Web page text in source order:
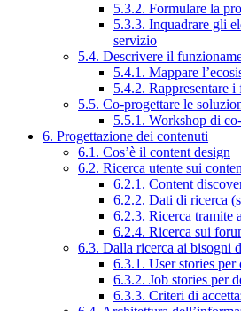
5.3.2. Formulare la
5.3.3. Inquadrare gli
servizio
5.4. Descrivere il
5.4.1. Mappare
5.4.2. Rappresentare
5.5. Co-progettare le
5.5.1. Workshop di
6. Progettazione dei contenuti
6.1. Cos’è il content design
6.2. Ricerca utente sui
6.2.1. Content
6.2.2. Dati di ricerca
6.2.3. Ricerca tramite
6.2.4. Ricerca sui
6.3. Dalla ricerca ai bisogni
6.3.1. User stories
6.3.2. Job stories per
6.3.3. Criteri di